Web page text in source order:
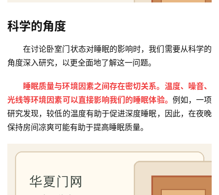
科学的角度
在讨论卧室门状态对睡眠的影响时，我们需要从科学的
角度深入研究，以更全面地了解这一问题。
睡眠质量与环境因素之间存在密切关系。温度、噪音、
光线等环境因素可以直接影响我们的睡眠体验。 例如，一项
研究发现，较低的温度有助于促进深度睡眠，因此，在夜晚
保持房间凉爽可能有助于提高睡眠质量。